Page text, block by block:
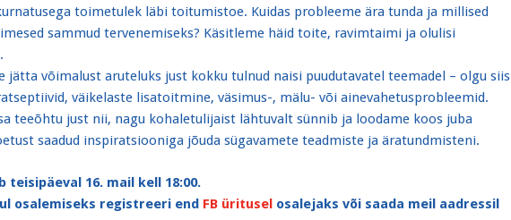
toimetulek läbi toitumistoe. Kuidas probleeme ära tunda ja millised
sammud tervenemiseks? Käsitleme häid toite, ravimtaimi ja olulisi
jätta võimalust aruteluks just kokku tulnud naisi puudutavatel teemadel – olgu siis
väikelaste lisatoitmine, väsimus-, mälu- või ainevahetusprobleemid.
teeõhtu just nii, nagu kohaletulijaist lähtuvalt sünnib ja loodame koos juba
saadud inspiratsiooniga jõuda sügavamete teadmiste ja äratundmisteni.
teisipäeval 16. mail kell 18:00.
osalemiseks registreeri end FB üritusel osalejaks või saada meil aadressil